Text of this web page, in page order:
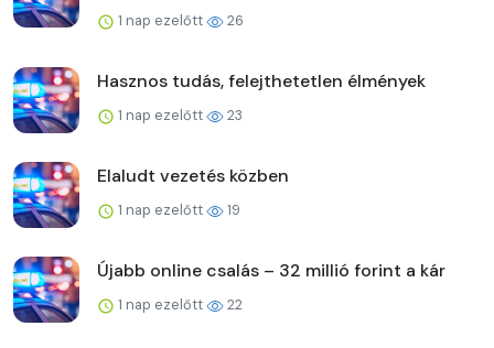
1 nap ezelőtt 26
Hasznos tudás, felejthetetlen élmények
1 nap ezelőtt 23
Elaludt vezetés közben
1 nap ezelőtt 19
Újabb online csalás – 32 millió forint a kár
1 nap ezelőtt 22